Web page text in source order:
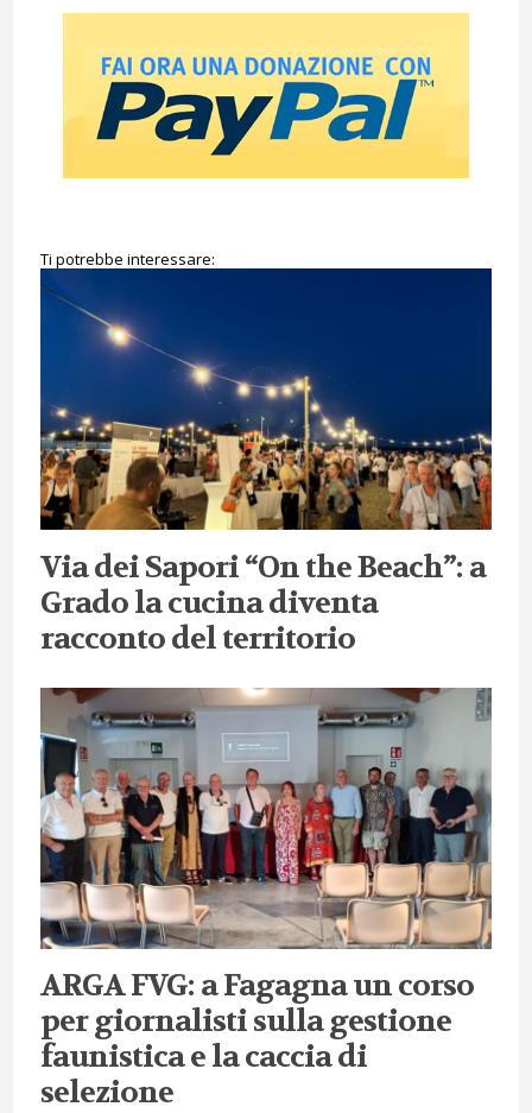
Ti potrebbe interessare:
Via dei Sapori “On the Beach”: a
Grado la cucina diventa
racconto del territorio
ARGA FVG: a Fagagna un corso
per giornalisti sulla gestione
faunistica e la caccia di
selezione